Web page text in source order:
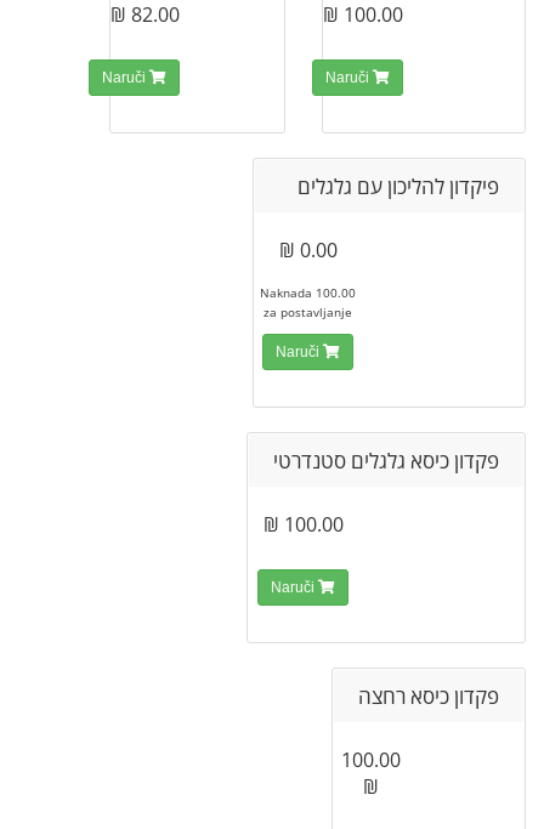
100.00 ₪
82.00 ₪
פיקדון להליכון עם גלגלים
0.00 ₪
100.00 Naknada
za postavljanje
פקדון כיסא גלגלים סטנדרטי
100.00 ₪
פקדון כיסא רחצה
100.00
₪